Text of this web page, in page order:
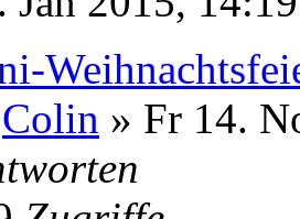
Colin » Fr 14.